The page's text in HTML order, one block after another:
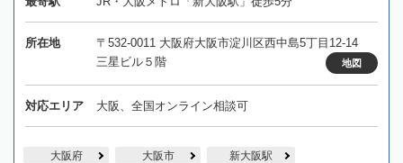
所在地
〒532-0011 大阪府大阪市淀川区西中島5丁目12-14
三星ビル５階
地図
対応エリア 大阪、全国オンライン相談可
大阪府 大阪市 新大阪駅